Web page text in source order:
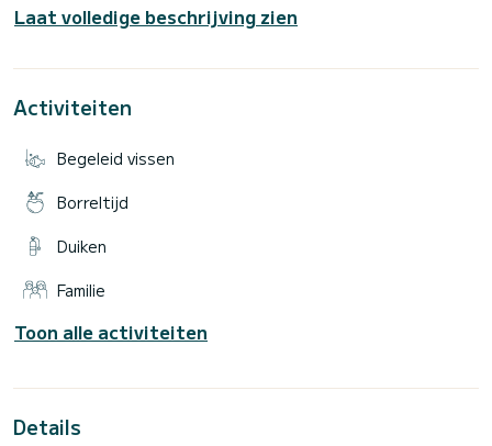
Bezoek aan de baaien en zwemmen met de vissen op de
Medes-eilanden,
vissen mogelijk op aanvraag
veilig voor kinderen, zonnebaden op het dak
Laat volledige beschrijving zien
Activiteiten
Begeleid vissen
Borreltijd
Duiken
Familie
Toon alle activiteiten
Details